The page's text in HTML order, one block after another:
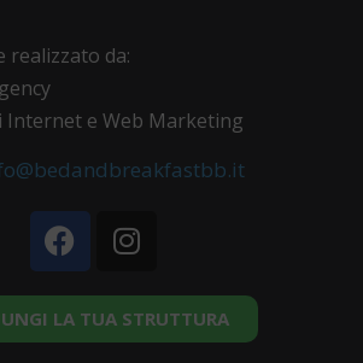
realizzato da:
Internet e Web Marketing
LA TUA STRUTTURA